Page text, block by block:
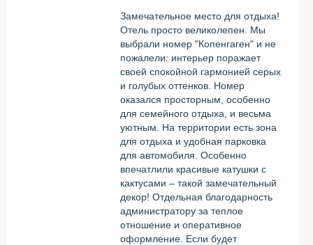
Замечательное место для отдыха!
Отель просто великолепен. Мы
выбрали номер "Копенгаген" и не
пожалели: интерьер поражает
своей спокойной гармонией серых
и голубых оттенков. Номер
оказался просторным, особенно
для семейного отдыха, и весьма
уютным. На территории есть зона
для отдыха и удобная парковка
для автомобиля. Особенно
впечатлили красивые катушки с
кактусами – такой замечательный
декор! Отдельная благодарность
администратору за теплое
отношение и оперативное
оформление. Если будет